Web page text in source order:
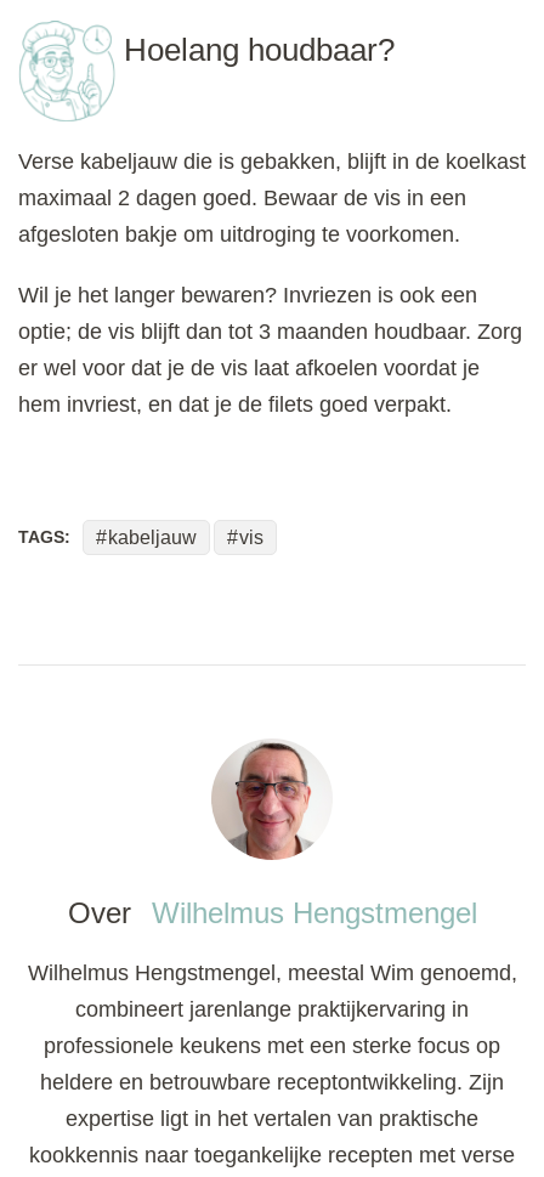
Hoelang houdbaar?
Verse kabeljauw die is gebakken, blijft in de koelkast
maximaal 2 dagen goed. Bewaar de vis in een
afgesloten bakje om uitdroging te voorkomen.
Wil je het langer bewaren? Invriezen is ook een
optie; de vis blijft dan tot 3 maanden houdbaar. Zorg
er wel voor dat je de vis laat afkoelen voordat je
hem invriest, en dat je de filets goed verpakt.
TAGS: kabeljauw vis
Over Wilhelmus Hengstmengel
Wilhelmus Hengstmengel, meestal Wim genoemd,
combineert jarenlange praktijkervaring in
professionele keukens met een sterke focus op
heldere en betrouwbare receptontwikkeling. Zijn
expertise ligt in het vertalen van praktische
kookkennis naar toegankelijke recepten met verse